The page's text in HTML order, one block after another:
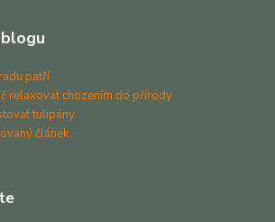
patří
relaxovat chozením do přírody
tulipány
článek